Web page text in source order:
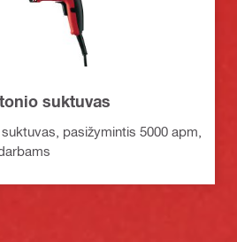
suktuvas
pasižymintis 5000 apm,